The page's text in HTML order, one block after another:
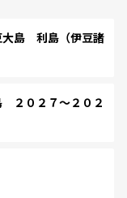
島 利島（伊豆諸
０２７～２０２